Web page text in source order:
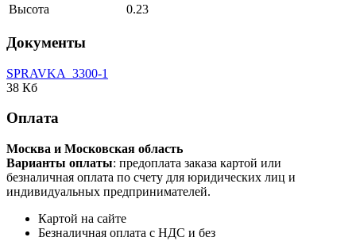
Высота
0.23
Документы
SPRAVKA_3300-1
38 Кб
Оплата
Москва и Московская область
Варианты оплаты: предоплата заказа картой или
безналичная оплата по счету для юридических лиц и
индивидуальных предпринимателей.
Картой на сайте
Безналичная оплата с НДС и без